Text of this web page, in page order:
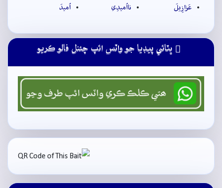
عَزازِيلَ نااُميدِي اُميدَ
ڀٽائي پيڊيا جو واٽس ائپ چئنل فالو ڪريو